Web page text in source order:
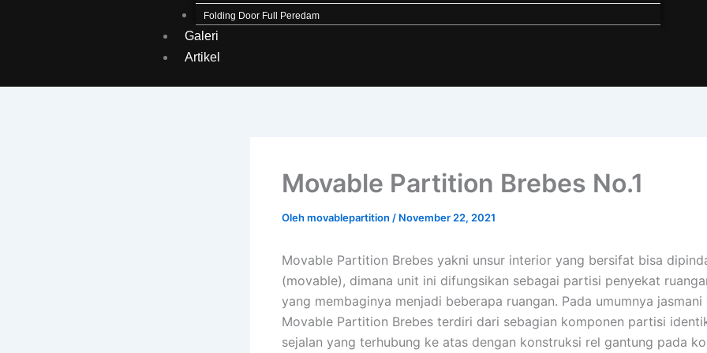
Folding Door Full Peredam
Galeri
Artikel
Movable Partition Brebes No.1
Olehmovablepartition / November 22, 2021
Movable Partition Brebes yakni unsur interior yang bersifat bisa
(movable), dimana unit ini difungsikan sebagai partisi penyekat
yang membaginya menjadi beberapa ruangan. Pada umumnya jasmani
Movable Partition Brebes terdiri dari sebagian komponen partisi
sejalan yang terhubung ke atas dengan konstruksi rel gantung pada